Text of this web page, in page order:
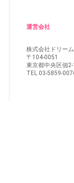
運営会社
株式会社ドリー
〒104-0051
東京都中央区佃
TEL 03-5859-